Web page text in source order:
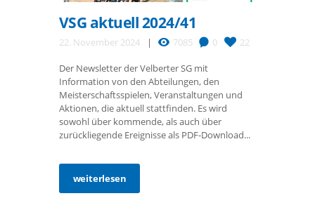
VSG aktuell 2024/41
22. November 2024 7085 0 22
Der Newsletter der Velberter SG mit
Information von den Abteilungen, den
Meisterschaftsspielen, Veranstaltungen und
Aktionen, die aktuell stattfinden. Es wird
sowohl über kommende, als auch über
zurückliegende Ereignisse als PDF-Download...
weiterlesen